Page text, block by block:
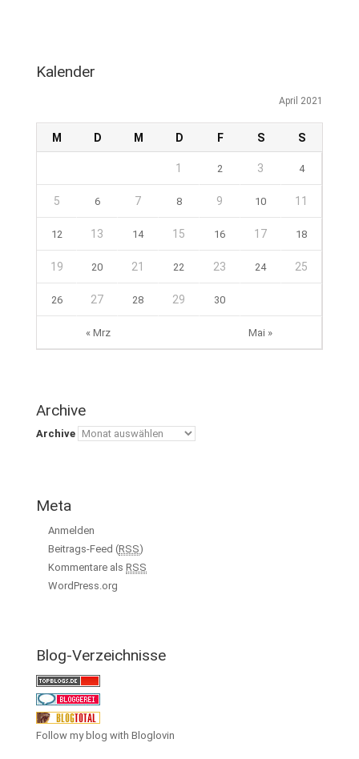
Kalender
April 2021
M D M D F S S
« Mrz Mai »
1 2 3 4
5 6 7 8 9 10 11
12 13 14 15 16 17 18
19 20 21 22 23 24 25
26 27 28 29 30
Archive
Archive
Meta
Anmelden
Beitrags-Feed (RSS)
Kommentare als RSS
WordPress.org
Blog-Verzeichnisse
Follow my blog with Bloglovin